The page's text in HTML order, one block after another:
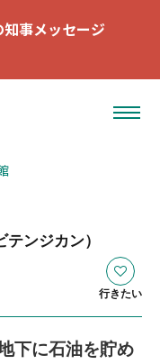
事メッセージ
テンジカン）
行きたい
下に石油を貯め